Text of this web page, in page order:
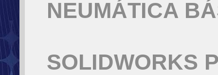
NEUMÁTICA
SOLIDWORKS